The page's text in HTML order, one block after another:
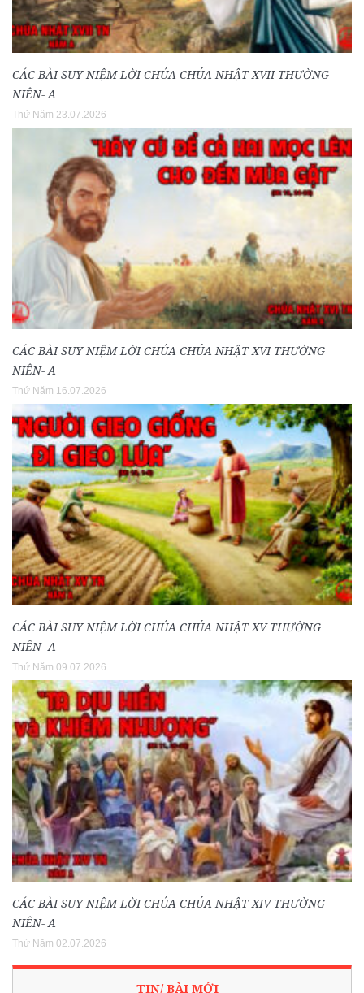
CÁC BÀI SUY NIỆM LỜI CHÚA CHÚA NHẬT XVII THƯỜNG
NIÊN- A
Thứ Năm 23.07.2026
CÁC BÀI SUY NIỆM LỜI CHÚA CHÚA NHẬT XVI THƯỜNG
NIÊN- A
Thứ Năm 16.07.2026
CÁC BÀI SUY NIỆM LỜI CHÚA CHÚA NHẬT XV THƯỜNG
NIÊN- A
Thứ Năm 09.07.2026
CÁC BÀI SUY NIỆM LỜI CHÚA CHÚA NHẬT XIV THƯỜNG
NIÊN- A
Thứ Năm 02.07.2026
TIN/ BÀI MỚI